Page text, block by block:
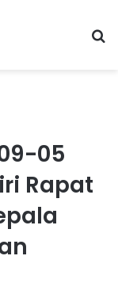
05
Rapat